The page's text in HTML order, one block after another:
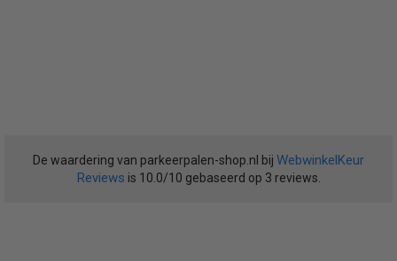
De waardering van parkeerpalen-shop.nl bij WebwinkelKeur
Reviews is 10.0/10 gebaseerd op 3 reviews.